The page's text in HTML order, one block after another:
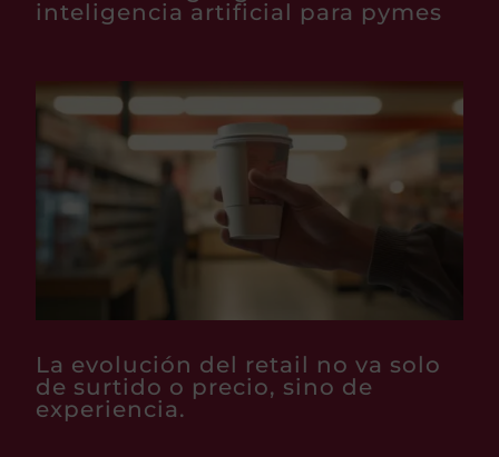
inteligencia artificial para pymes
La evolución del retail no va solo
de surtido o precio, sino de
experiencia.